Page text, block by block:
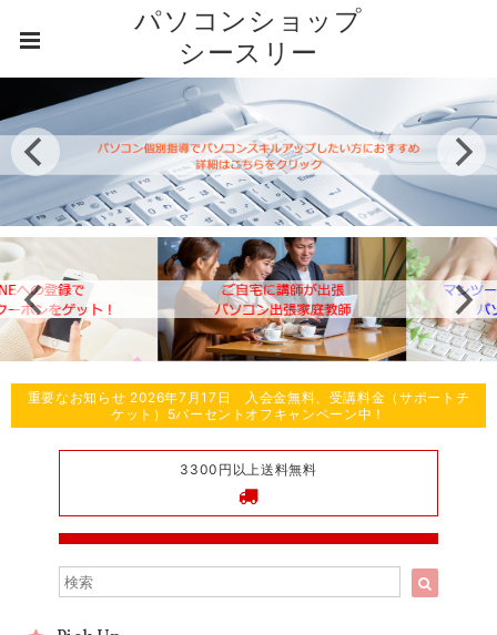
パソコンショップ
シースリー
重要なお知らせ 2026年7月17日 入会金無料、受講料金（サポートチ
ケット）5パーセントオフキャンペーン中！
3300円以上送料無料